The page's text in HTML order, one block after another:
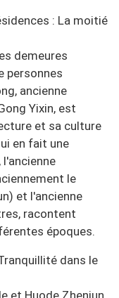
: La moitié
demeures
personnes
ancienne
Yixin, est
et sa culture
en fait une
le
et l'ancienne
racontent
époques.
dans le